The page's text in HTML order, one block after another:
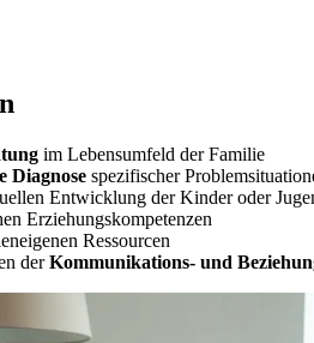
im Lebensumfeld der Familie
Diagnose spezifischer
Entwicklung der Kinder oder
Erziehungskompetenzen
Ressourcen
derKommunikations- und